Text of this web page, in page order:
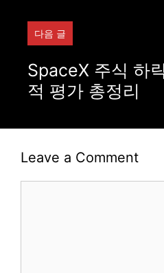
다음 글
SpaceX 주식 하
적 평가 총정리
Leave a Comment